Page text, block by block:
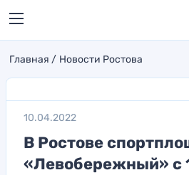
Главная Новости Ростова
10.04.2022
В Ростове
«Левобережный» с